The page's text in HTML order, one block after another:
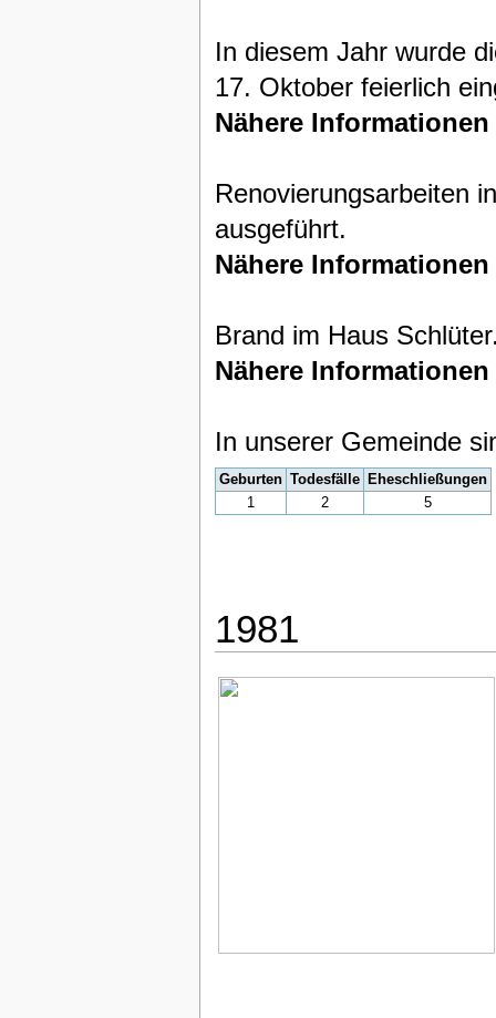
In diesem Jahr wurde
17. Oktober feierlich
Nähere
Renovierungsarbeiten
ausgeführt.
Nähere
Brand im Haus
Nähere
In unserer Gemeinde
Geburten Todesfälle
Eheschließungen
1
2 5
1981